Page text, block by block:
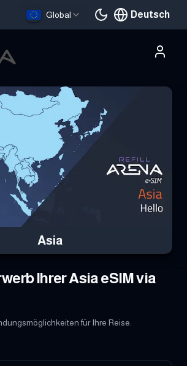
Global Deutsch
Aktuelle Sprache
Asia
Ihrer Asia eSIM via
für Ihre Reise.